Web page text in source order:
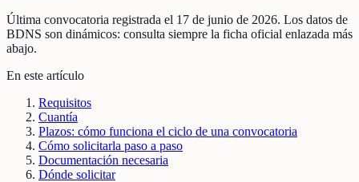
Última convocatoria registrada el 17 de junio de 2026. Los datos de
BDNS son dinámicos: consulta siempre la ficha oficial enlazada más
abajo.
En este artículo
Requisitos
Cuantía
Plazos: cómo funciona el ciclo de una convocatoria
Cómo solicitarla paso a paso
Documentación necesaria
Dónde solicitar